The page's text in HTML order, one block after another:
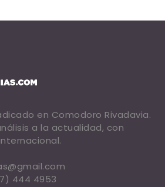
en Comodoro Rivadavia.
a la actualidad, con
444 4953